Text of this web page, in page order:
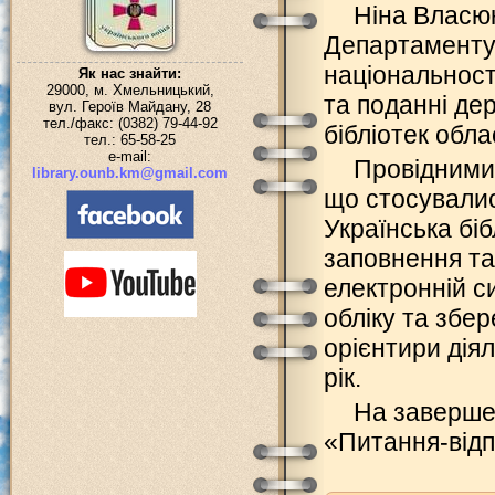
Як нас знайти:
29000, м. Хмельницький,
вул. Героїв Майдану, 28
тел./факс: (0382) 79-44-92
тел.: 65-58-25
e-mail:
library.ounb.km@gmail.com
Ніна
Департаменту
та поданні
бібліотек
Провідними
що
Українська
заповнення
електронній
обліку та
орієнтири
рік.
На
«Питання-